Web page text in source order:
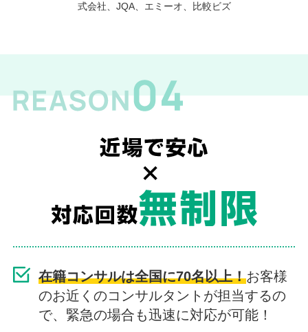
式会社、JQA、エミーオ、比較ビズ
在籍コンサルは全国に70名以上！お客様
のお近くのコンサルタントが担当するの
で、緊急の場合も迅速に対応が可能！